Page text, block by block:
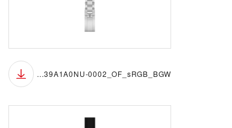
M7939A1A0NU-0002_OF_sRGB_BGW